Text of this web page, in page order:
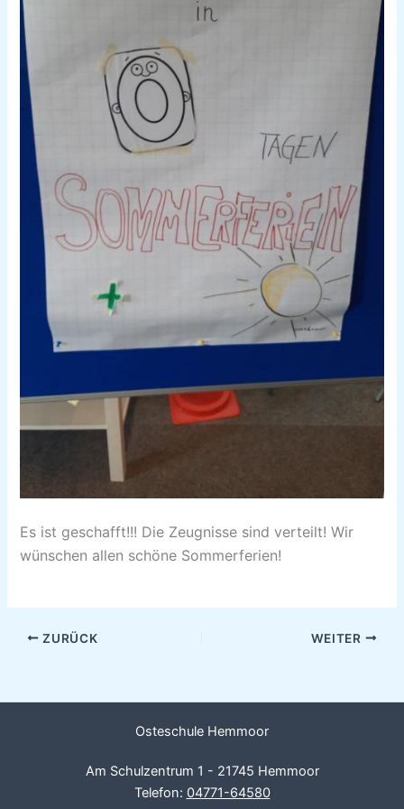
Es ist geschafft!!! Die Zeugnisse sind verteilt! Wir
wünschen allen schöne Sommerferien!
ZURÜCK WEITER
Osteschule Hemmoor
Am Schulzentrum 1 - 21745 Hemmoor
Telefon: 04771-64580